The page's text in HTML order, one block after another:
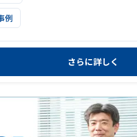
例
さらに詳しく